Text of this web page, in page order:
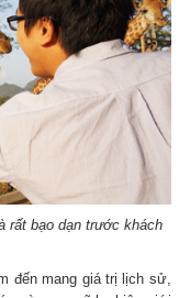
rất bạo dạn trước khách
đến mang giá trị lịch sử,